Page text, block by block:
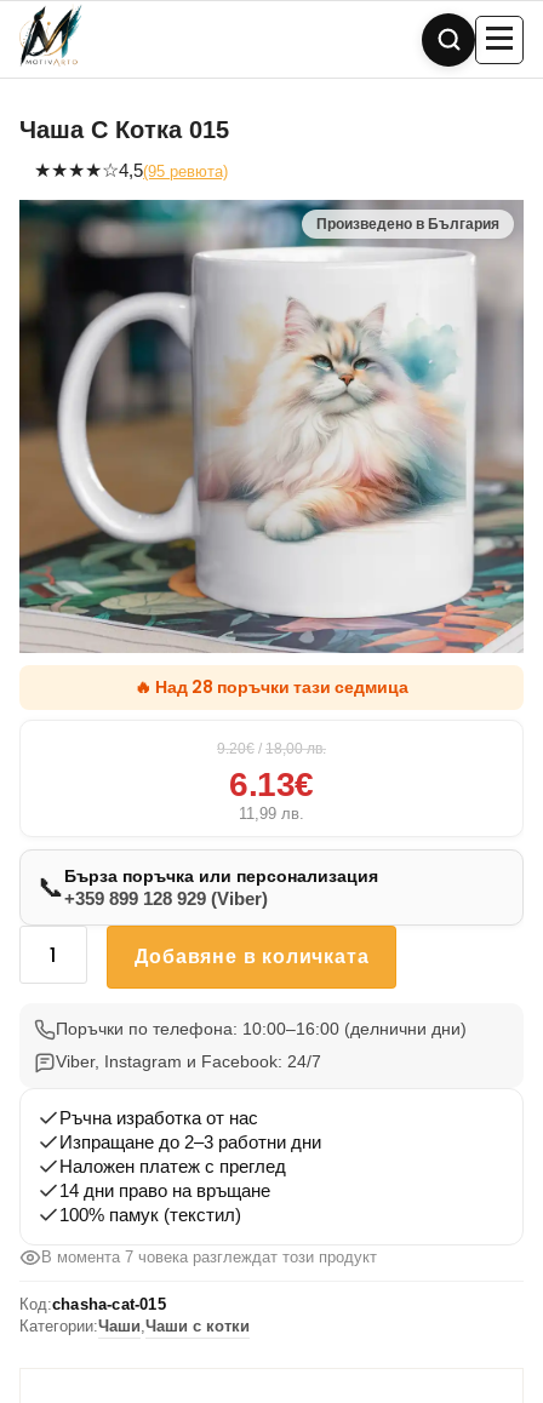
Skip
content
Чаша С Котка 015
★★★★☆4,5(95 ревюта)
🔥 Над 28 поръчки тази седмица
9.20€ / 18,00лв.
6.13€
11,99 лв.
📞Бърза поръчка или персонализация
+359 899 128 929 (Viber)
количество
Котка
Добавяне в количката
Поръчки по телефона: 10:00–16:00 (делнични дни)
Viber, Instagram и Facebook: 24/7
Ръчна изработка от нас
Изпращане до 2–3 работни дни
Наложен платеж с преглед
14 дни право на връщане
100% памук (текстил)
В момента 7 човека разглеждат този продукт
Код:chasha-cat-015
Категории:Чаши,Чаши с котки